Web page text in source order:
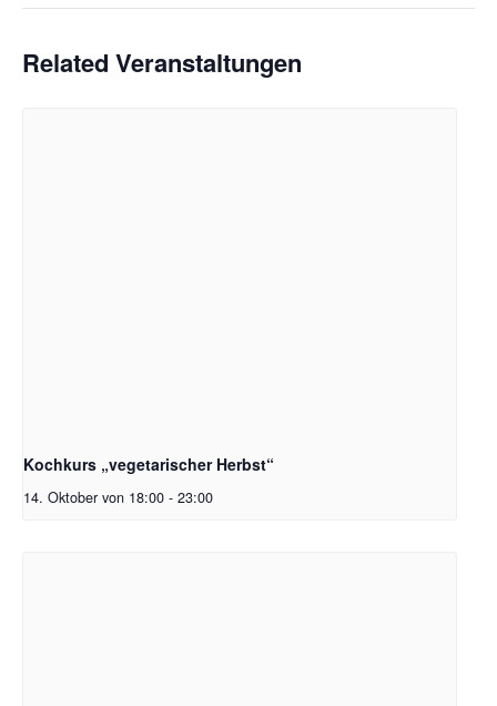
Related Veranstaltungen
Kochkurs „vegetarischer Herbst“
14. Oktober von 18:00 - 23:00